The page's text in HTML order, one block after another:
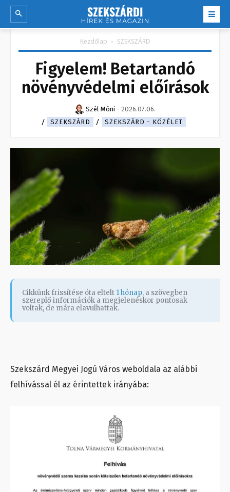
Kezdőlap SZEKSZÁRD
Figyelem! Betartandó
növényvédelmi előírások
Szél Móni - 2026.07.06.
SZEKSZÁRD
SZEKSZÁRD - KÖZÉLET
Cikkünk frissítése óta eltelt 1 hónap, a szövegben
szereplő információk a megjelenéskor pontosak
voltak, de mára elavulhattak.
Szekszárd Megyei Jogú Város weboldala az alábbi
felhívással él az érintettek irányába: